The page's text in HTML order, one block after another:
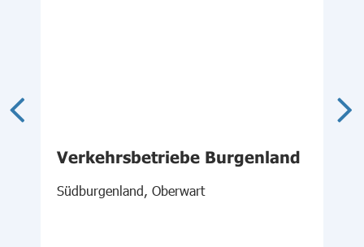
Verkehrsbetriebe Burgenland
Südburgenland, Oberwart